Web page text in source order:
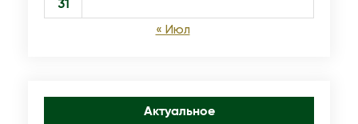
31
« Июл
Актуальное